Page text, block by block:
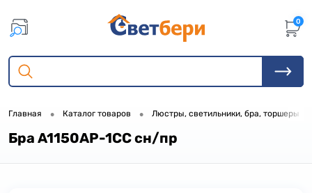
0
Главная • Каталог товаров • Люстры, светильники, бра, торшеры
Бра A1150AP-1CC сн/пр